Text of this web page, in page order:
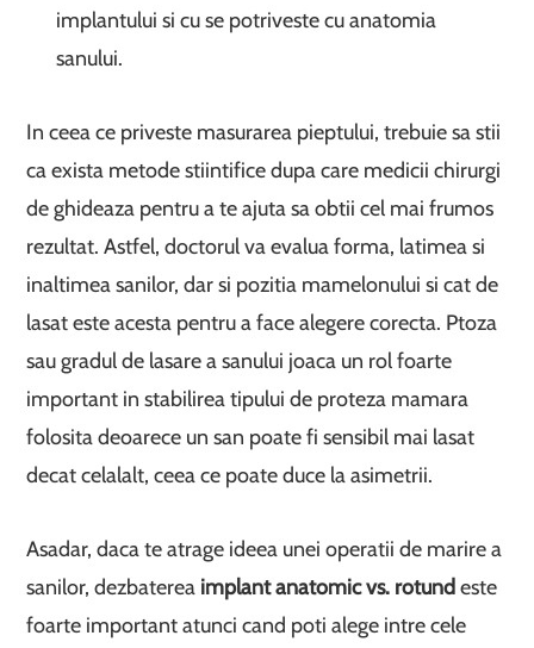
implantului si cu se potriveste cu anatomia
sanului.
In ceea ce priveste masurarea pieptului, trebuie sa stii
ca exista metode stiintifice dupa care medicii chirurgi
de ghideaza pentru a te ajuta sa obtii cel mai frumos
rezultat. Astfel, doctorul va evalua forma, latimea si
inaltimea sanilor, dar si pozitia mamelonului si cat de
lasat este acesta pentru a face alegere corecta. Ptoza
sau gradul de lasare a sanului joaca un rol foarte
important in stabilirea tipului de proteza mamara
folosita deoarece un san poate fi sensibil mai lasat
decat celalalt, ceea ce poate duce la asimetrii.
Asadar, daca te atrage ideea unei operatii de marire a
sanilor, dezbaterea implant anatomic vs. rotund este
foarte important atunci cand poti alege intre cele